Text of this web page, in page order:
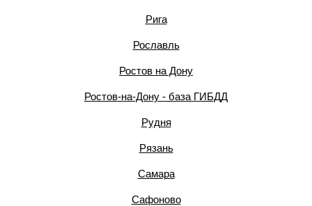
Рига
Рославль
Ростов на Дону
Ростов-на-Дону - база ГИБДД
Рудня
Рязань
Самара
Сафоново